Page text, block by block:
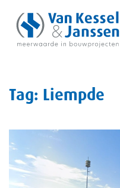
Skip to main content
Tag: Liempde